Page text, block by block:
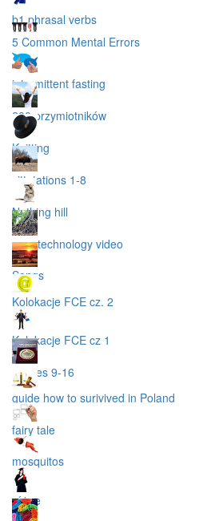
b1 phrasal verbs
5 Common Mental Errors
intermittent fasting
200 przymiotników
Knitting
sittutations 1-8
Nothing hill
nanotechnology video
Songs
Kolokacje FCE cz. 2
Kolokacje FCE cz 1
scenes 9-16
guide how to surivived in Poland
fairy tale
mosquitos
różne